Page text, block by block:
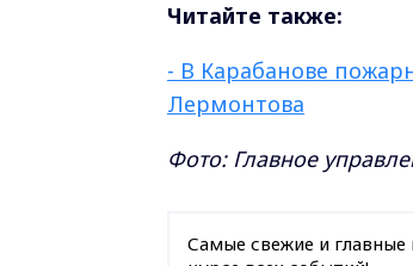
Читайте также:
- В Карабанове
Лермонтова
Фото: Главное
Самые свежие и главные